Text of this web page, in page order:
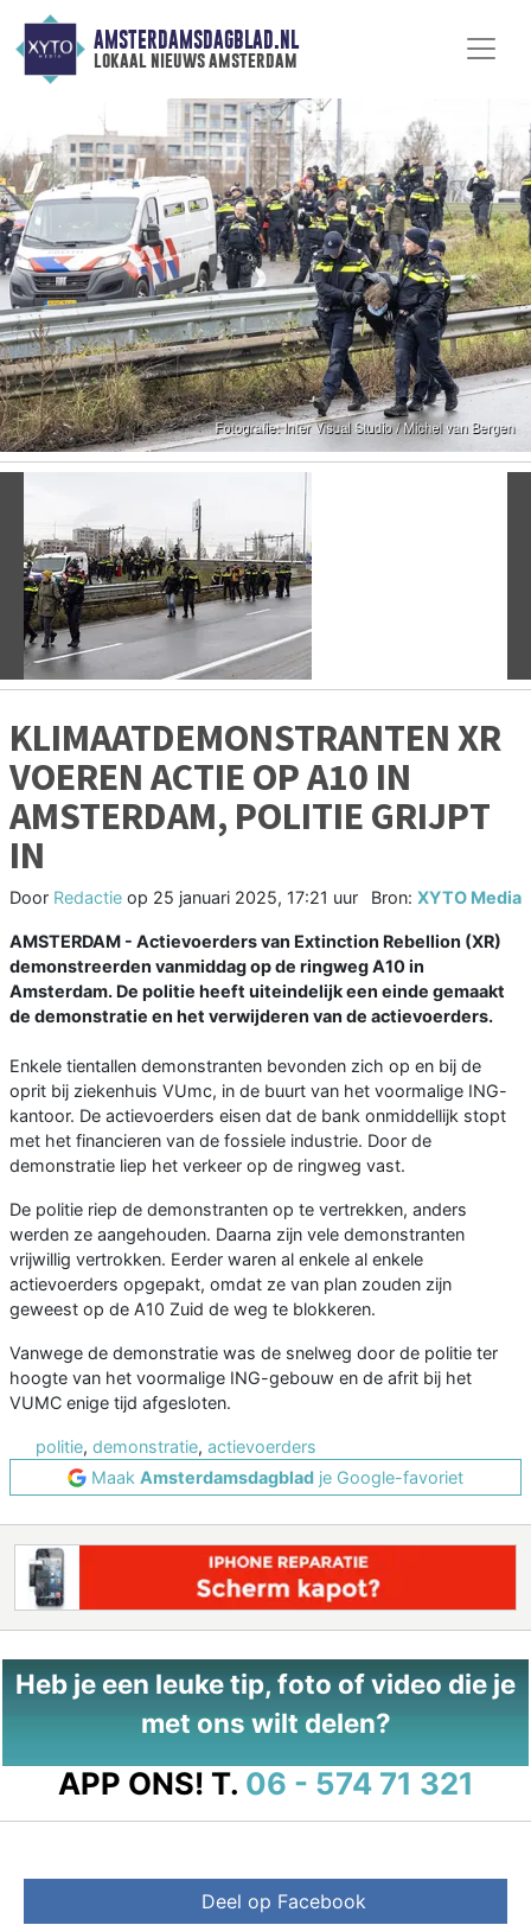
AMSTERDAMSDAGBLAD.NL
lokaal nieuws amsterdam
Vorige
KLIMAATDEMONSTRANTEN XR
VOEREN ACTIE OP A10 IN
AMSTERDAM, POLITIE GRIJPT
IN
Door Redactie op 25 januari 2025, 17:21 uur Bron: XYTO Media
AMSTERDAM - Actievoerders van Extinction Rebellion (XR)
demonstreerden vanmiddag op de ringweg A10 in
Amsterdam. De politie heeft uiteindelijk een einde gemaakt
de demonstratie en het verwijderen van de actievoerders.
Enkele tientallen demonstranten bevonden zich op en bij de
oprit bij ziekenhuis VUmc, in de buurt van het voormalige ING-
kantoor. De actievoerders eisen dat de bank onmiddellijk stopt
met het financieren van de fossiele industrie. Door de
demonstratie liep het verkeer op de ringweg vast.
De politie riep de demonstranten op te vertrekken, anders
werden ze aangehouden. Daarna zijn vele demonstranten
vrijwillig vertrokken. Eerder waren al enkele al enkele
actievoerders opgepakt, omdat ze van plan zouden zijn
geweest op de A10 Zuid de weg te blokkeren.
Vanwege de demonstratie was de snelweg door de politie ter
hoogte van het voormalige ING-gebouw en de afrit bij het
VUMC enige tijd afgesloten.
politie, demonstratie, actievoerders
Maak Amsterdamsdagblad je Google-favoriet
Heb je een leuke tip, foto of video die je
met ons wilt delen?
APP ONS! T. 06 - 574 71 321
Deel op Facebook